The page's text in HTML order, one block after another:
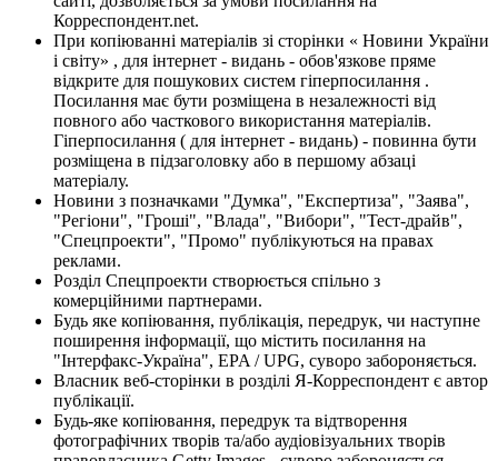
Корреспондент.net.
При копіюванні матеріалів зі сторінки « Новини України
і світу» , для інтернет - видань - обов'язкове пряме
відкрите для пошукових систем гіперпосилання .
Посилання має бути розміщена в незалежності від
повного або часткового використання матеріалів.
Гіперпосилання ( для інтернет - видань) - повинна бути
розміщена в підзаголовку або в першому абзаці
матеріалу.
Новини з позначками "Думка", "Експертиза", "Заява",
"Регіони", "Гроші", "Влада", "Вибори", "Тест-драйв",
"Спецпроекти", "Промо" публікуються на правах
реклами.
Розділ Спецпроекти створюється спільно з
комерційними партнерами.
Будь яке копіювання, публікація, передрук, чи наступне
поширення інформації, що містить посилання на
"Інтерфакс-Україна", EPA / UPG, суворо забороняється.
Власник веб-сторінки в розділі Я-Корреспондент є автор
публікації.
Будь-яке копіювання, передрук та відтворення
фотографічних творів та/або аудіовізуальних творів